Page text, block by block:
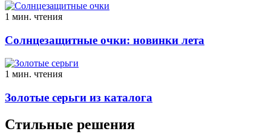
1 мин. чтения
Солнцезащитные очки: новинки лета
1 мин. чтения
Золотые серьги из каталога
Стильные решения